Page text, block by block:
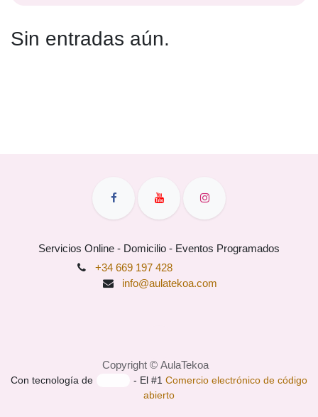
Sin entradas aún.
Servicios Online - Domicilio - Eventos Programados
+34 669 197 428
info@aulatekoa.com
Copyright © AulaTekoa
Con tecnología de - El #1Comercio electrónico de
código abierto